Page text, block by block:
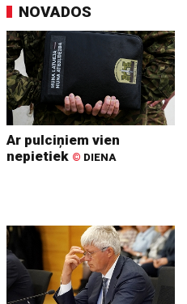
NOVADOS
Ar pulciņiem vien
nepietiek © DIENA